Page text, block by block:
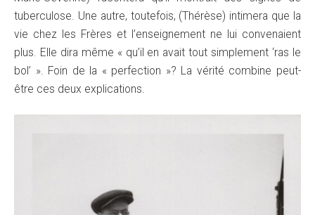
tuberculose. Une autre, toutefois, (Thérèse) intimera que la
vie chez les Frères et l’enseignement ne lui convenaient
plus. Elle dira même « qu’il en avait tout simplement ‘ras le
bol’ ». Foin de la « perfection »? La vérité combine peut-
être ces deux explications.